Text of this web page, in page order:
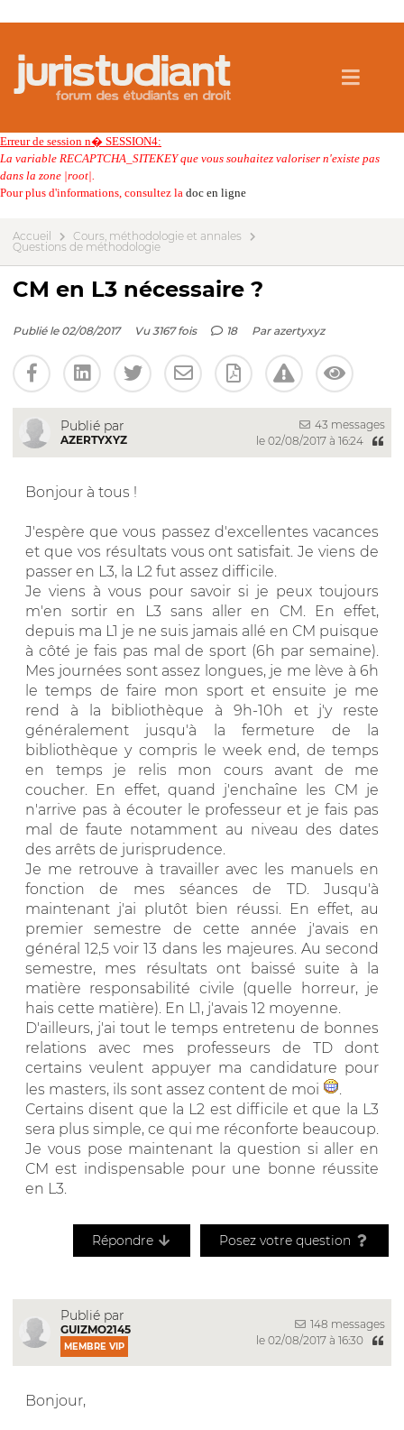
Erreur de session n� SESSION4:
La variable RECAPTCHA_SITEKEY que vous souhaitez valoriser n'existe pas
dans la zone |root|.
Pour plus d'informations, consultez la doc en ligne
Accueil
Cours, méthodologie et annales
Questions de méthodologie
CM en L3 nécessaire ?
Publié le 02/08/2017 Vu 3167 fois 18 Par azertyxyz
Publié par
AZERTYXYZ
43 messages
le 02/08/2017 à 16:24
Bonjour à tous !
J'espère que vous passez d'excellentes vacances
et que vos résultats vous ont satisfait. Je viens de
passer en L3, la L2 fut assez difficile.
Je viens à vous pour savoir si je peux toujours
m'en sortir en L3 sans aller en CM. En effet,
depuis ma L1 je ne suis jamais allé en CM puisque
à côté je fais pas mal de sport (6h par semaine).
Mes journées sont assez longues, je me lève à 6h
le temps de faire mon sport et ensuite je me
rend à la bibliothèque à 9h-10h et j'y reste
généralement jusqu'à la fermeture de la
bibliothèque y compris le week end, de temps
en temps je relis mon cours avant de me
coucher. En effet, quand j'enchaîne les CM je
n'arrive pas à écouter le professeur et je fais pas
mal de faute notamment au niveau des dates
des arrêts de jurisprudence.
Je me retrouve à travailler avec les manuels en
fonction de mes séances de TD. Jusqu'à
maintenant j'ai plutôt bien réussi. En effet, au
premier semestre de cette année j'avais en
général 12,5 voir 13 dans les majeures. Au second
semestre, mes résultats ont baissé suite à la
matière responsabilité civile (quelle horreur, je
hais cette matière). En L1, j'avais 12 moyenne.
D'ailleurs, j'ai tout le temps entretenu de bonnes
relations avec mes professeurs de TD dont
certains veulent appuyer ma candidature pour
les masters, ils sont assez content de moi
Certains disent que la L2 est difficile et que la L3
sera plus simple, ce qui me réconforte beaucoup.
Je vous pose maintenant la question si aller en
CM est indispensable pour une bonne réussite
en L3.
Répondre Posez votre question
Publié par
GUIZMO2145
MEMBRE VIP
148 messages
le 02/08/2017 à 16:30
Bonjour,